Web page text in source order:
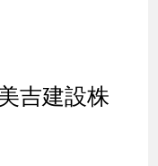
吉建設株